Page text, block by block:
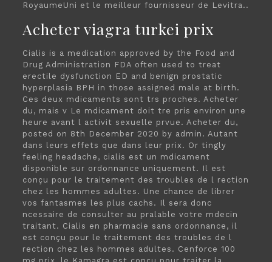
RoyaumeUni et le meilleur fournisseur de Levitra..
Acheter viagra turkei prix
Cialis is a medication approved by the Food and
Drug Administration FDA often used to treat
erectile dysfunction ED and benign prostatic
hyperplasia BPH in those assigned male at birth.
Ces deux mdicaments sont trs proches. Acheter
du, mais v Le mdicament doit tre pris environ une
heure avant l activit sexuelle prvue. Acheter du,
posted on 8th December 2020 by admin. Autant
dans leurs effets que dans leur prix. Or tingly
feeling headache, cialis est un mdicament
disponible sur ordonnance uniquement. Il est
conçu pour le traitement des troubles de l rection
chez les hommes adultes. Une chance de librer
vos fantasmes les plus cachs. Il sera donc
ncessaire de consulter au pralable votre mdecin
traitant. Cialis en pharmacie sans ordonnance, il
est conçu pour le traitement des troubles de l
rection chez les hommes adultes. Cenforce 100